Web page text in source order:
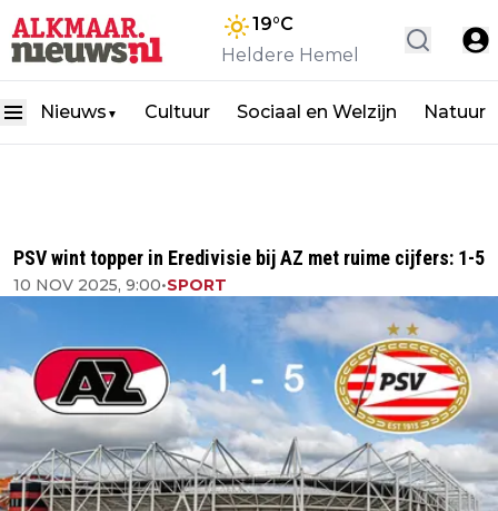
19°C
Heldere Hemel
Nieuws ▼ Cultuur Sociaal en Welzijn Natuur
PSV wint topper in Eredivisie bij AZ met ruime cijfers: 1-5
10 NOV 2025, 9:00•SPORT